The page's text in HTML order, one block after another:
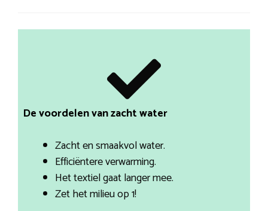
De voordelen van zacht water
Zacht en smaakvol water.
Efficiëntere verwarming.
Het textiel gaat langer mee.
Zet het milieu op 1!